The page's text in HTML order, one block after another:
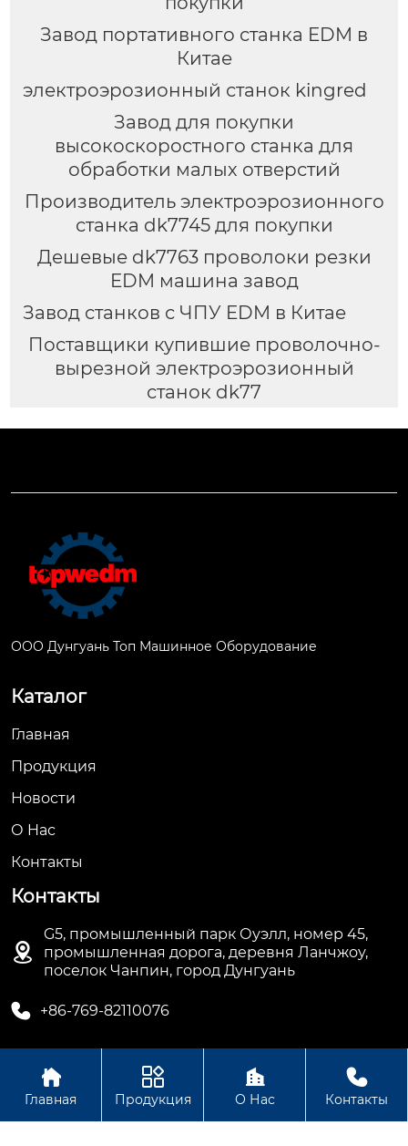
Завод портативного станка EDM в
Китае
электроэрозионный станок kingred
Завод для покупки
высокоскоростного станка для
обработки малых отверстий
Производитель электроэрозионного
станка dk7745 для покупки
Дешевые dk7763 проволоки резки
EDM машина завод
Завод станков с ЧПУ EDM в Китае
Поставщики купившие проволочно-
вырезной электроэрозионный
станок dk77
ООО Дунгуань Топ Машинное Оборудование
Каталог
Главная
Продукция
Новости
О Hас
Контакты
Контакты

G5, промышленный парк Оуэлл, номер 45,
промышленная дорога, деревня Ланчжоу,
поселок Чанпин, город Дунгуань
 +86-769-82110076
Авторское право©ООО Дунгуань Топ Машинное
Оборудование

Главная

Продукция

О Нас

Контакты